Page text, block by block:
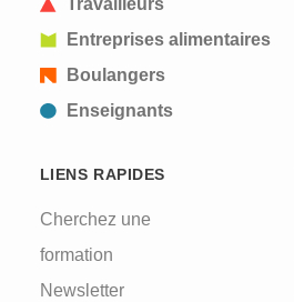
Travailleurs
Entreprises alimentaires
Boulangers
Enseignants
LIENS RAPIDES
Cherchez une
formation
Newsletter